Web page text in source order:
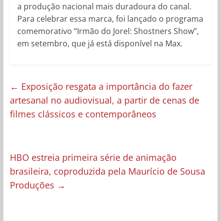
a produção nacional mais duradoura do canal.
Para celebrar essa marca, foi lançado o programa
comemorativo “Irmão do Jorel: Shostners Show”,
em setembro, que já está disponível na Max.
← Exposição resgata a importância do fazer
artesanal no audiovisual, a partir de cenas de
filmes clássicos e contemporâneos
HBO estreia primeira série de animação
brasileira, coproduzida pela Maurício de Sousa
Produções →